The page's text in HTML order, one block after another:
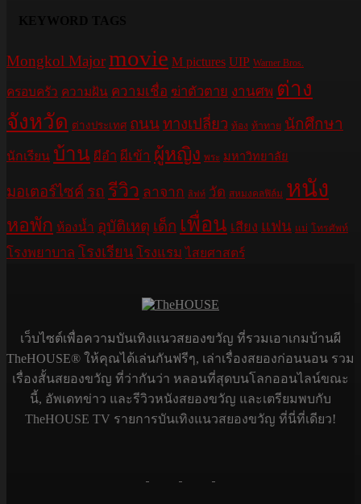
Mongkol Majormovie M pictures UIP Warner Bros.
ครอบครัว ความฝัน ความเชื่อ ฆ่าตัวตาย งานศพ ต่าง
จังหวัด ต่างประเทศ ถนนทางเปลี่ยว ท้อง ท้าทาย นักศึกษา
นักเรียน บ้าน ผีอำ ผีเข้า ผู้หญิง พระ มหาวิทยาลัย
มอเตอร์ไซค์ รถ รีวิว ลาจาก ลิฟท์ วัด สหมงคลฟิล์ม หนัง
หอพัก ห้องน้ำ อุบัติเหตุ เด็ก เพื่อน เสียง แฟน แม่ โทรศัพท์
โรงพยาบาล โรงเรียน โรงแรม ไสยศาสตร์
เว็บไซต์เพื่อความบันเทิงแนวสยองขวัญ ที่รวมเอาเกมบ้านผี
TheHOUSE® ให้คุณได้เล่นกันฟรีๆ, เล่าเรื่องสยองก่อนนอน รวม
เรื่องสั้นสยองขวัญ ที่ว่ากันว่า หลอนที่สุดบนโลกออนไลน์ขณะ
นี้, อัพเดทข่าว และรีวิวหนังสยองขวัญ และเตรียมพบกับ
TheHOUSE TV รายการบันเทิงแนวสยองขวัญ ที่นี่ที่เดียว!